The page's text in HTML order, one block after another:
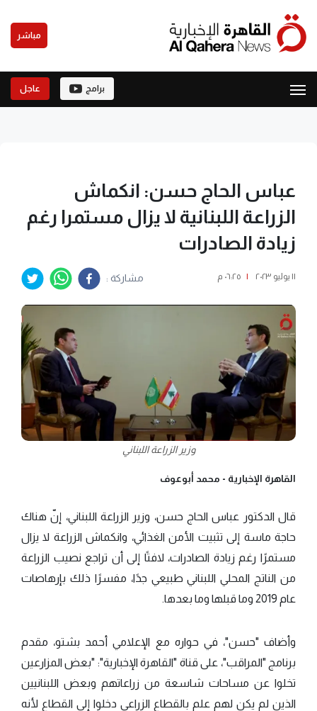
مباشر
برامج عاجل
عباس الحاج حسن: انكماش
الزراعة اللبنانية لا يزال مستمرا رغم
زيادة الصادرات
١١ يوليو ٢٠٢٣ | ٠٦:٢٥ م مشاركة :
وزير الزراعة اللبناني
القاهرة الإخبارية - محمد أبوعوف
قال الدكتور عباس الحاج حسن، وزير الزراعة اللبناني، إنّ هناك
حاجة ماسة إلى تثبيت الأمن الغذائي، وانكماش الزراعة لا يزال
مستمرًا رغم زيادة الصادرات، لافتًا إلى أن تراجع نصيب الزراعة
من الناتج المحلي اللبناني طبيعي جدًا، مفسرًا ذلك بإرهاصات
عام 2019 وما قبلها وما بعدها.
وأضاف "حسن"، في حواره مع الإعلامي أحمد بشتو، مقدم
برنامج "المراقب"، على قناة "القاهرة الإخبارية": "بعض المزارعين
تخلوا عن مساحات شاسعة من زراعاتهم وبعض اللبنانيين
الذين لم يكن لهم علم بالقطاع الزراعي دخلوا إلى القطاع لأنه